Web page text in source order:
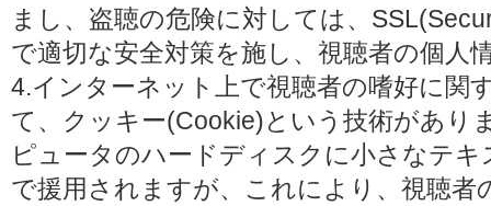
まし、盗聴の危険に対しては、
で適切な安全対策を施し、視聴者の個人
4.インターネット上で視聴者の嗜好に関
て、クッキー(Cookie)という技術があり
ピュータのハードディスクに小さなテ
で援用されますが、これにより、視聴